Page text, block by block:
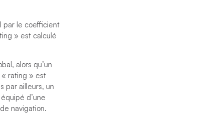
par le coefficient
» est calculé
alors qu’un
rating » est
par ailleurs, un
d’une
navigation.